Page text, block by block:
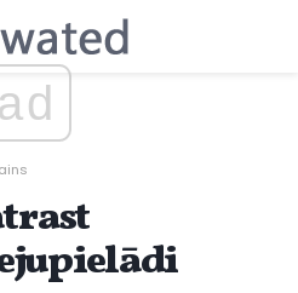
ad